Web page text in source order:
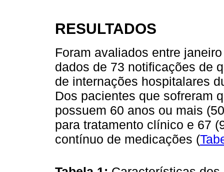
RESULTADOS
Foram avaliados entre
dados de 73 notificações de
de internações hospitalares
Dos pacientes que sofreram
possuem 60 anos ou mais
para tratamento clínico e 67
contínuo de medicações (